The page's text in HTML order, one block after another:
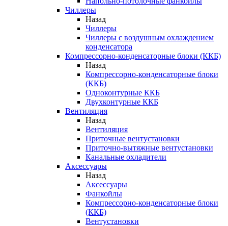
Чиллеры
Назад
Чиллеры
Чиллеры с воздушным охлаждением
конденсатора
Компрессорно-конденсаторные блоки (ККБ)
Назад
Компрессорно-конденсаторные блоки
(ККБ)
Одноконтурные ККБ
Двухконтурные ККБ
Вентиляция
Назад
Вентиляция
Приточные вентустановки
Приточно-вытяжные вентустановки
Канальные охладители
Аксессуары
Назад
Аксессуары
Фанкойлы
Компрессорно-конденсаторные блоки
(ККБ)
Вентустановки